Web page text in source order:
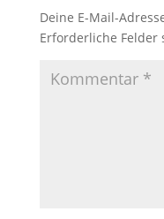
Deine E-Mail-
Erforderliche Felder